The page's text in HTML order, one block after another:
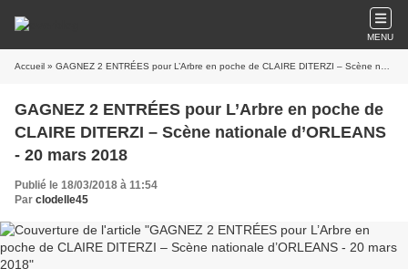
MENU
Accueil » GAGNEZ 2 ENTRÉES pour L’Arbre en poche de CLAIRE DITERZI – Scène nationale d’ORLEANS - 20 mars 2018
GAGNEZ 2 ENTRÉES pour L’Arbre en poche de
CLAIRE DITERZI – Scène nationale d’ORLEANS
- 20 mars 2018
Publié le 18/03/2018 à 11:54
Par clodelle45